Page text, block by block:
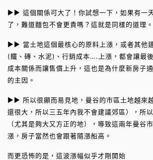
►► 這個關係可大了！你試想一下，如果有一
了，難道麵包不會更貴嗎？這就是同樣的道理。
►► 當土地這個最核心的原料上漲，或者其他
(鐵、磚、水泥)、行銷成本….上漲，都會讓最
成本關係而讓售價上升，這也是為什麼新房子
的主因。
►► 所以很顯而易見地，曼谷的市區土地越來
還很大，所以三五年內我不會建議郊區），所
（尤其是夠大又方正的地），導致這兩年曼谷
漲，房子當然也會跟著隨漲船高。
而更恐怖的是，這波漲幅似乎才剛開始